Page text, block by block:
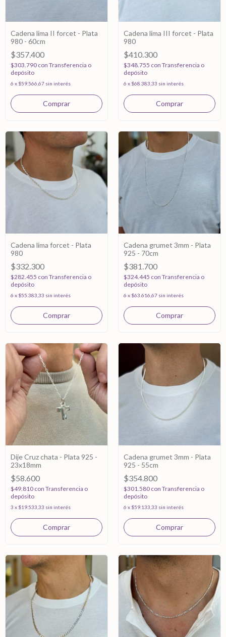
Cadena lima II forcet - Plata
980 - 60cm
$357.400
$303.790 con Transferencia o
depósito
6 x $59.566,67 sin interés
Cadena lima III forcet - Plata
980
$410.300
$348.755 con Transferencia o
depósito
6 x $68.383,33 sin interés
Cadena lima forcet - Plata
980
$332.300
$282.455 con Transferencia o
depósito
6 x $55.383,33 sin interés
Cadena grumet 3mm - Plata
925 - 70cm
$381.700
$324.445 con Transferencia o
depósito
6 x $63.616,67 sin interés
Dije Cruz chata - Plata 925 -
23x18mm
$58.600
$49.810 con Transferencia o
depósito
3 x $19.533,33 sin interés
Cadena grumet 3mm - Plata
925 - 55cm
$354.800
$301.580 con Transferencia o
depósito
6 x $59.133,33 sin interés